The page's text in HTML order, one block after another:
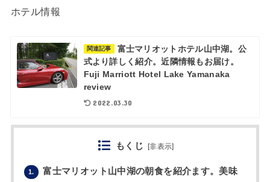
ホテル情報
関連記事
富士マリオットホテル山中湖。公
式より詳しく紹介。近隣情報もお届け。
Fuji Marriott Hotel Lake Yamanaka
review
2022.03.30
もくじ [非表示]
1.
富士マリオット山中湖の朝食を紹介ます。美味